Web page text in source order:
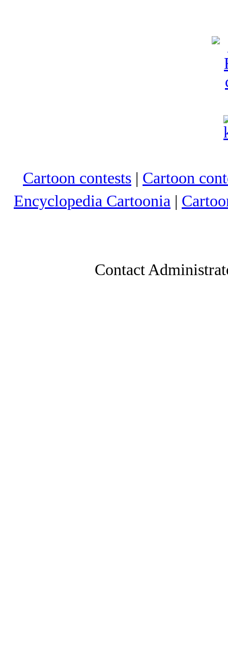
Cartoon contests | Cartoon
Encyclopedia Cartoonia |
Contact